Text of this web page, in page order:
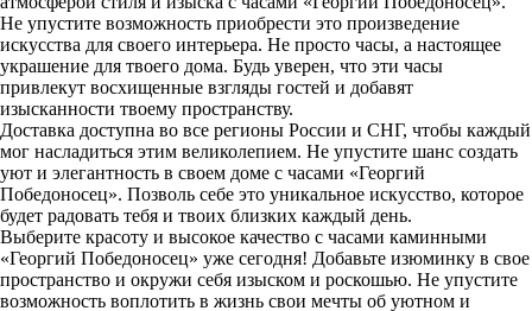
Не упустите возможность приобрести это произведение
искусства для своего интерьера. Не просто часы, а настоящее
украшение для твоего дома. Будь уверен, что эти часы
привлекут восхищенные взгляды гостей и добавят
изысканности твоему пространству.
Доставка доступна во все регионы России и СНГ, чтобы каждый
мог насладиться этим великолепием. Не упустите шанс создать
уют и элегантность в своем доме с часами «Георгий
Победоносец». Позволь себе это уникальное искусство, которое
будет радовать тебя и твоих близких каждый день.
Выберите красоту и высокое качество с часами каминными
«Георгий Победоносец» уже сегодня! Добавьте изюминку в свое
пространство и окружи себя изыском и роскошью. Не упустите
возможность воплотить в жизнь свои мечты об уютном и